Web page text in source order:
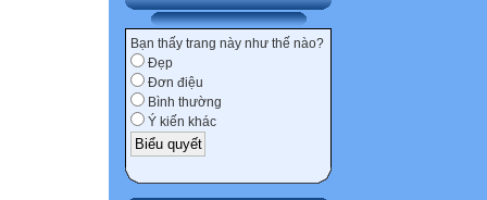
Bạn thấy trang này như thế nào?
Đẹp
Đơn điệu
Bình thường
Ý kiến khác